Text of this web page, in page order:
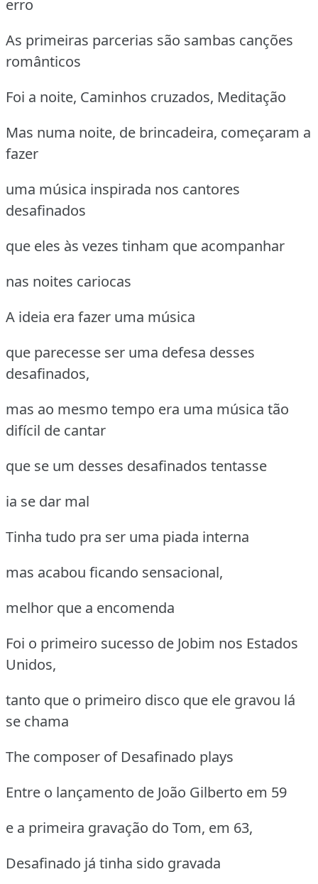
erro
As primeiras parcerias são sambas canções
românticos
Foi a noite, Caminhos cruzados, Meditação
Mas numa noite, de brincadeira, começaram a
fazer
uma música inspirada nos cantores
desafinados
que eles às vezes tinham que acompanhar
nas noites cariocas
A ideia era fazer uma música
que parecesse ser uma defesa desses
desafinados,
mas ao mesmo tempo era uma música tão
difícil de cantar
que se um desses desafinados tentasse
ia se dar mal
Tinha tudo pra ser uma piada interna
mas acabou ficando sensacional,
melhor que a encomenda
Foi o primeiro sucesso de Jobim nos Estados
Unidos,
tanto que o primeiro disco que ele gravou lá
se chama
The composer of Desafinado plays
Entre o lançamento de João Gilberto em 59
e a primeira gravação do Tom, em 63,
Desafinado já tinha sido gravada